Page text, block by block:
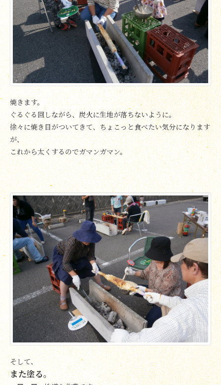
焼きます。
ぐるぐる回しながら、炭火に生地が落ちないように。
徐々に焼き目がついてきて、ちょこっと食べたい気分になります
が、
これから太くするのでガマンガマン。
そして、
また塗る。